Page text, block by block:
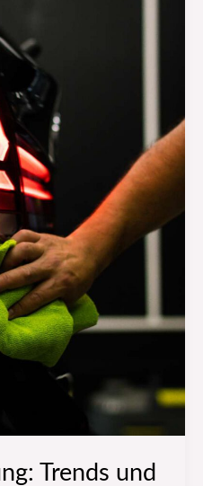
Trends und